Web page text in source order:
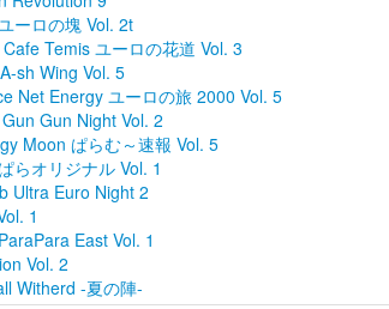
ーロの塊 Vol. 2t
Temis ユーロの花道 Vol. 3
sh Wing Vol. 5
Net Energy ユーロの旅 2000 Vol. 5
Gun Night Vol. 2
Moon ぱらむ～速報 Vol. 5
らオリジナル Vol. 1
Ultra Euro Night 2
1
East Vol. 1
Vol. 2
Witherd -夏の陣-